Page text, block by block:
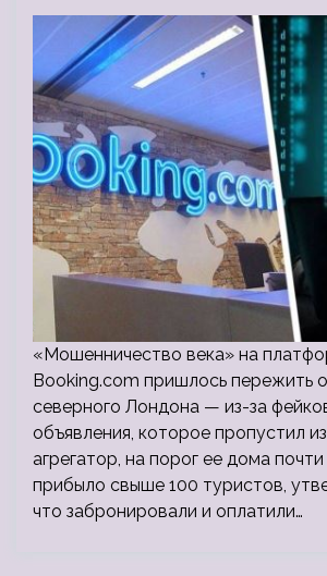
«Мошенничество века» на
Booking.com пришлось пережить
северного Лондона — из-за
объявления, которое пропустил
агрегатор, на порог ее дома
прибыло свыше 100 туристов,
что забронировали и оплатили…